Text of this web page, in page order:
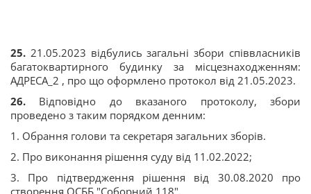
25. 21.05.2023 відбулись загальні збори співвласників
багатоквартирного будинку за місцезнаходженням:
АДРЕСА_2 , про що оформлено протокол від 21.05.2023.
26. Відповідно до вказаного протоколу, збори
проведено з таким порядком денним:
1. Обрання голови та секретаря загальних зборів.
2. Про виконання рішення суду від 11.02.2022;
3. Про підтвердження рішення від 30.08.2020 про
створення ОСББ "Соборний 118".